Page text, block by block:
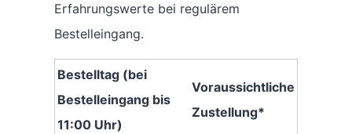
Erfahrungswerte bei regulärem
Bestelleingang.
Bestelltag (bei
Bestelleingang bis
11:00 Uhr)
Voraussichtliche
Zustellung*